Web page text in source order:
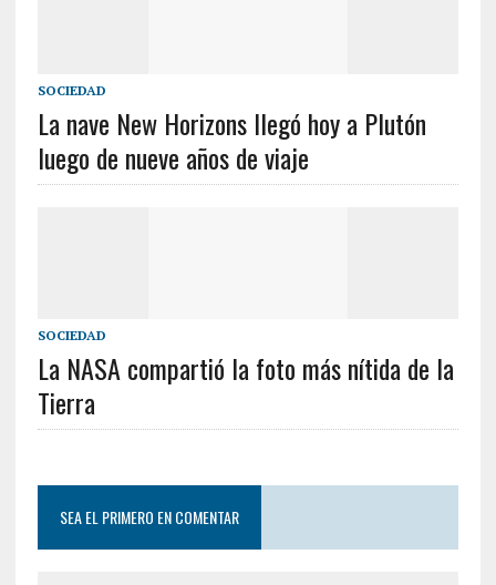
SOCIEDAD
La nave New Horizons llegó hoy a Plutón
luego de nueve años de viaje
SOCIEDAD
La NASA compartió la foto más nítida de la
Tierra
SEA EL PRIMERO EN COMENTAR